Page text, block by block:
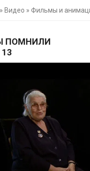
» Видео » Фильмы и
ПОМНИЛИ